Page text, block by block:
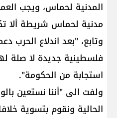
المدنية لحماس، ويجب
مدنية لحماس شريطة ألا
وتابع، "بعد اندلاع الحرب
فلسطينية جديدة لا صلة
استجابة من الحكومة".
ولفت الى "أننا نستعين
الحالية ونقوم بتسوية